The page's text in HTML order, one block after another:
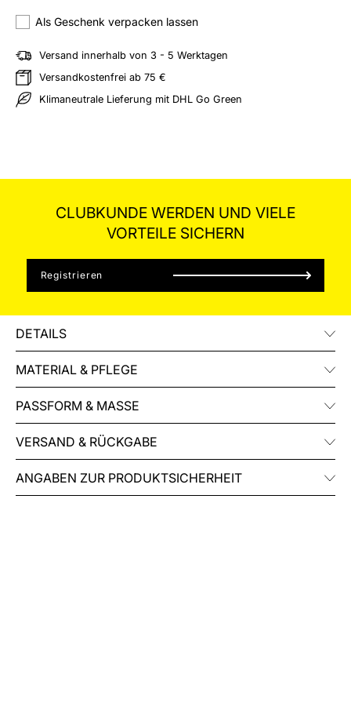
Als Geschenk verpacken lassen
Versand innerhalb von 3 - 5 Werktagen
Versandkostenfrei ab 75 €
Klimaneutrale Lieferung mit DHL Go Green
CLUBKUNDE WERDEN UND VIELE
VORTEILE SICHERN
Registrieren
DETAILS
MATERIAL & PFLEGE
PASSFORM & MASSE
VERSAND & RÜCKGABE
ANGABEN ZUR PRODUKTSICHERHEIT